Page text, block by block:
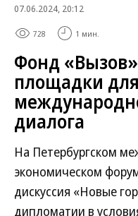
07.06.2024, 20:12
728 1 мин.
Фонд
площадки
диалога
На Петербургском
экономическом
дискуссия «Новые
дипломатии в